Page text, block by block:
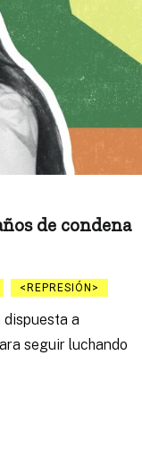
de condena
REPRESIÓN
dispuesta a
seguir luchando